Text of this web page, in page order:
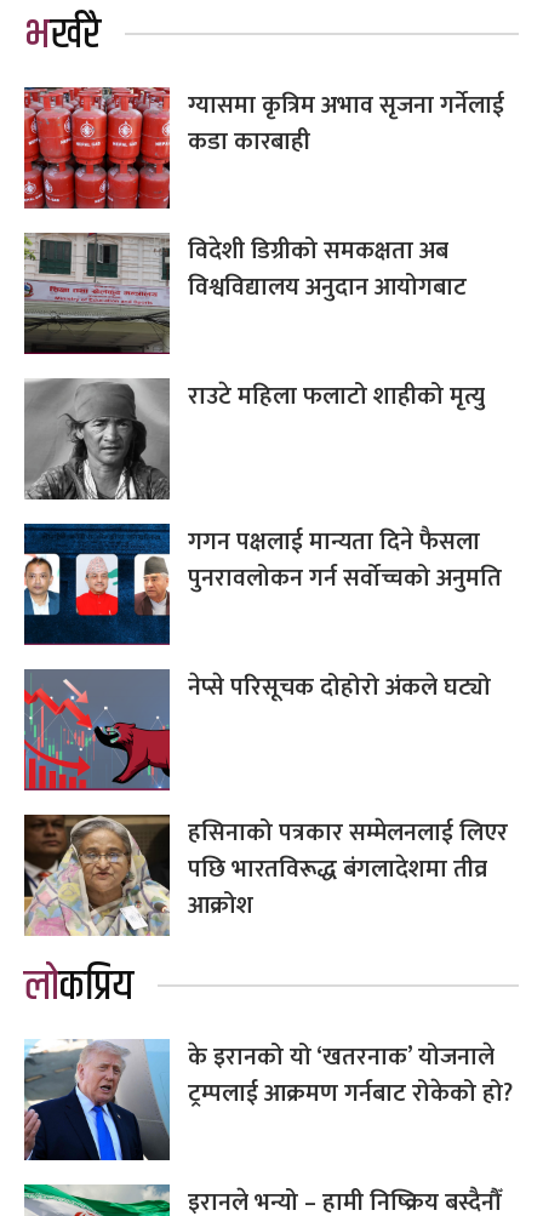
भर्खरै
ग्यासमा कृत्रिम अभाव सृजना गर्नेलाई
कडा कारबाही
विदेशी डिग्रीको समकक्षता अब
विश्वविद्यालय अनुदान आयोगबाट
राउटे महिला फलाटो शाहीको मृत्यु
गगन पक्षलाई मान्यता दिने फैसला
पुनरावलोकन गर्न सर्वोच्चको अनुमति
नेप्से परिसूचक दोहोरो अंकले घट्यो
हसिनाको पत्रकार सम्मेलनलाई लिएर
पछि भारतविरूद्ध बंगलादेशमा तीव्र
आक्रोश
लोकप्रिय
के इरानको यो ‘खतरनाक’ योजनाले
ट्रम्पलाई आक्रमण गर्नबाट रोकेको हो?
इरानले भन्यो – हामी निष्क्रिय बस्दैनौँ